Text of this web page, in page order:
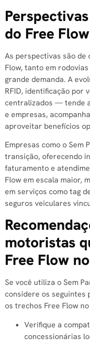
do Free
As perspectivas são de
Flow, tanto em
grande demanda. A
RFID, identificação por
centralizados — tende
e empresas,
aproveitar benefícios
Empresas como o Sem
transição, oferecendo
faturamento e
Flow em escala maior,
em serviços como tag
seguros veiculares
motoristas
Free Flow
Se você utiliza o Sem
considere os seguintes
os trechos Free Flow
Verifique a
concessionárias